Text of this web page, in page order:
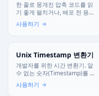
한 줄로 뭉개진 압축 코드를 읽
기 좋게 펼치거나, 배포 전 용량
을 확 줄여보세요. JS, CSS,
HTML 모두 지원하고 서버로 전
사용하기
Unix Timestamp 변환기
개발자를 위한 시간 변환기. 알
수 없는 숫자(Timestamp)를 우
리가 아는 날짜와 시간으로 즉시
바꿔드립니다.
사용하기